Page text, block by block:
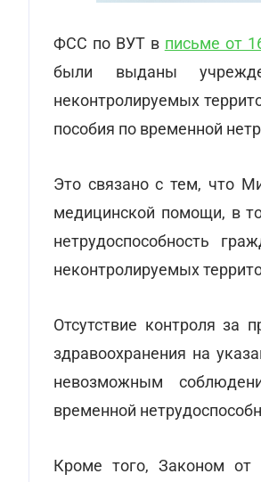
ФСС по ВУТ в письме от
были выданы
неконтролируемых
пособия по временной
Это связано с тем, что
медицинской помощи, в
нетрудоспособность
неконтролируемых
Отсутствие контроля за
здравоохранения на
невозможным
временной
Кроме того, Законом от